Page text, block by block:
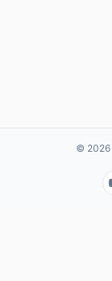
© 2026